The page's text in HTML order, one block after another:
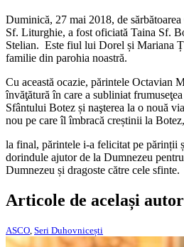
Duminică, 27 mai 2018, de
Sf. Liturghie, a fost oficiată Taina Sf.
Stelian. Este fiul lui Dorel și Mariana
familie din parohia noastră.
Cu această ocazie, părintele Octavian
învăţătură în care a subliniat
Sfântului Botez și naşterea la o nouă
nou pe care îl îmbracă creștinii la
la final, părintele i-a felicitat pe părinții
dorindule ajutor de la Dumnezeu
Dumnezeu și dragoste către cele sfinte.
Articole de același autor
ASCO, Seri Duhovnicești